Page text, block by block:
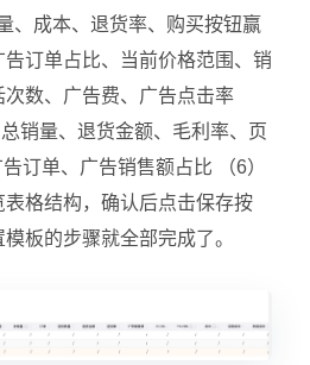
、成本、退货率、购买按钮赢
订单占比、当前价格范围、销
数、广告费、广告点击率
销量、退货金额、毛利率、页
订单、广告销售额占比 （6）
格结构，确认后点击保存按
板的步骤就全部完成了。